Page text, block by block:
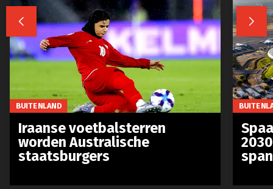
 
BUITENLAND
Iraanse voetbalsterren
worden Australische
staatsburgers